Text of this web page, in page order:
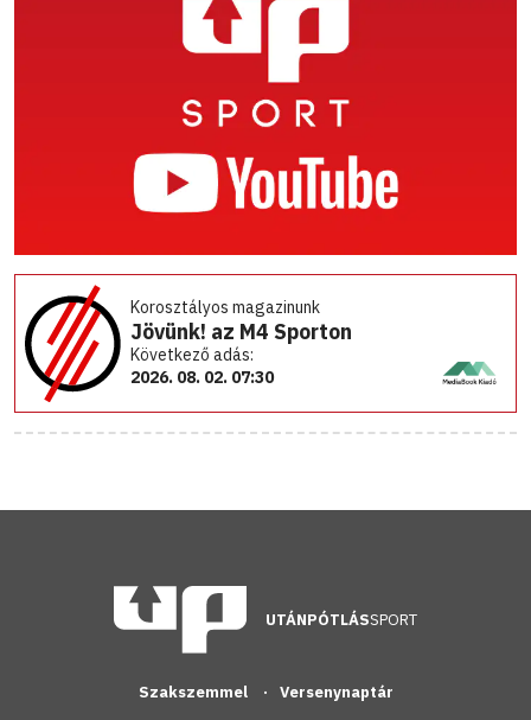
Korosztályos magazinunk
Jövünk! az M4 Sporton
Következő adás:
2026. 08. 02. 07:30
UTÁNPÓTLÁSSPORT
Szakszemmel Versenynaptár